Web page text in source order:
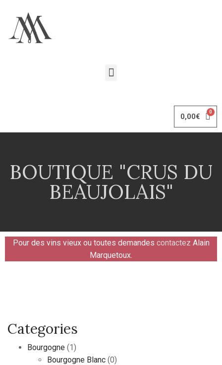
0,00€
BOUTIQUE "CRUS DU
BEAUJOLAIS"
Pour des vins vieux ou toutes demandes contactez Alain
Marquetoux.
Categories
Bourgogne (1)
Bourgogne Blanc (0)